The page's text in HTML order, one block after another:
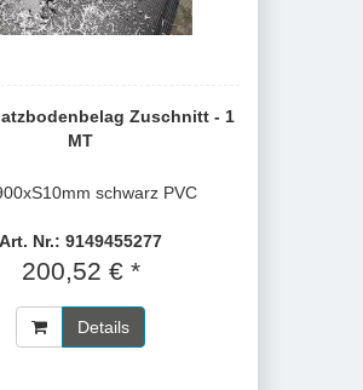
Zuschnitt - 1
MT
schwarz PVC
Art. Nr.: 9149455277
200,52 € *
Details